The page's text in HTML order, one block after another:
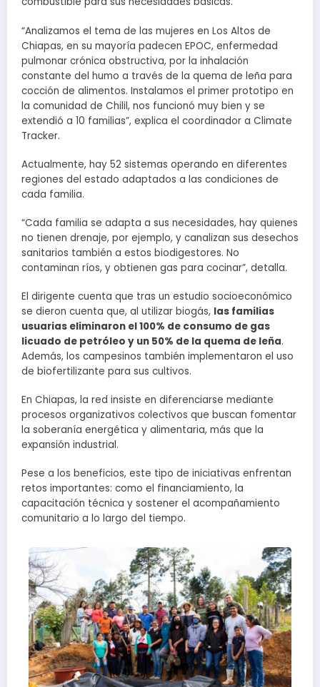
“Analizamos el tema de las mujeres en Los Altos de
Chiapas, en su mayoría padecen EPOC, enfermedad
pulmonar crónica obstructiva, por la inhalación
constante del humo a través de la quema de leña para
cocción de alimentos. Instalamos el primer prototipo en
la comunidad de Chilil, nos funcionó muy bien y se
extendió a 10 familias”, explica el coordinador a Climate
Tracker.
Actualmente, hay 52 sistemas operando en diferentes
regiones del estado adaptados a las condiciones de
cada familia.
“Cada familia se adapta a sus necesidades, hay quienes
no tienen drenaje, por ejemplo, y canalizan sus desechos
sanitarios también a estos biodigestores. No
contaminan ríos, y obtienen gas para cocinar”, detalla.
El dirigente cuenta que tras un estudio socioeconómico
se dieron cuenta que, al utilizar biogás, las familias
usuarias eliminaron el 100% de consumo de gas
licuado de petróleo y un 50% de la quema de leña.
Además, los campesinos también implementaron el uso
de biofertilizante para sus cultivos.
En Chiapas, la red insiste en diferenciarse mediante
procesos organizativos colectivos que buscan fomentar
la soberanía energética y alimentaria, más que la
expansión industrial.
Pese a los beneficios, este tipo de iniciativas enfrentan
retos importantes: como el financiamiento, la
capacitación técnica y sostener el acompañamiento
comunitario a lo largo del tiempo.